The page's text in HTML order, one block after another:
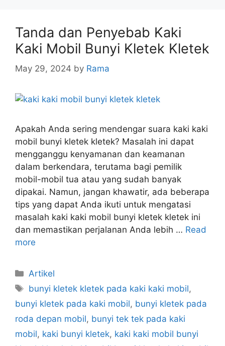
Tanda dan Penyebab Kaki
Kaki Mobil Bunyi Kletek Kletek
May 29, 2024 by Rama
Apakah Anda sering mendengar suara kaki kaki
mobil bunyi kletek kletek? Masalah ini dapat
mengganggu kenyamanan dan keamanan
dalam berkendara, terutama bagi pemilik
mobil-mobil tua atau yang sudah banyak
dipakai. Namun, jangan khawatir, ada beberapa
tips yang dapat Anda ikuti untuk mengatasi
masalah kaki kaki mobil bunyi kletek kletek ini
dan memastikan perjalanan Anda lebih … Read
more
Artikel
bunyi kletek kletek pada kaki kaki mobil,
bunyi kletek pada kaki mobil, bunyi kletek pada
roda depan mobil, bunyi tek tek pada kaki
mobil, kaki bunyi kletek, kaki kaki mobil bunyi